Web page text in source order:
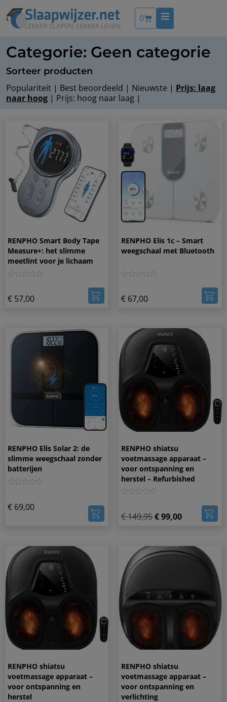
0
Categorie: Geen categorie
Sorteer producten
Populariteit | Best beoordeeld | Nieuwste | Prijs: laag
naar hoog | Prijs: hoog naar laag |
RENPHO Smart Body Tape
Measure+: het slimme
meetlint voor je lichaam
€ 57,00
RENPHO Elis 1c – Smart
weegschaal met Bluetooth
€ 67,00
RENPHO Elis Solar 2: de
slimme weegschaal zonder
batterijen
€ 69,00
RENPHO shiatsu
voetmassage apparaat –
voor ontspanning en
herstel – Refurbished
€149,95€99,00
RENPHO shiatsu
voetmassage apparaat –
voor ontspanning en
herstel
RENPHO shiatsu
voetmassage apparaat –
voor ontspanning en
verlichting